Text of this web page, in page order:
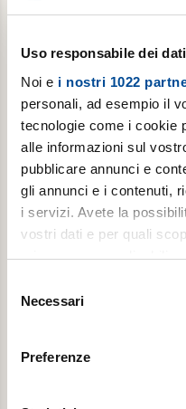
Uso responsabile dei dati
Noi e i nostri 1022
personali, ad esempio il
tecnologie come i cookie
alle informazioni sul
pubblicare annunci e
gli annunci e i contenuti,
i servizi. Avete la
vostri dati e per quali
privacy sono applicabili
modificare o revocare il
momento dalla
delNecessari
Preferenze
Abbonamento
Gutenberg con Avvenire
€ 19,99